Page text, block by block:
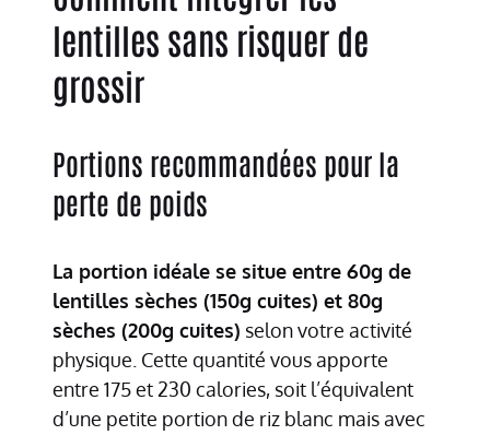
lentilles sans risquer de
grossir
Portions recommandées pour la
perte de poids
La portion idéale se situe entre 60g de
lentilles sèches (150g cuites) et 80g
sèches (200g cuites) selon votre activité
physique. Cette quantité vous apporte
entre 175 et 230 calories, soit l’équivalent
d’une petite portion de riz blanc mais avec